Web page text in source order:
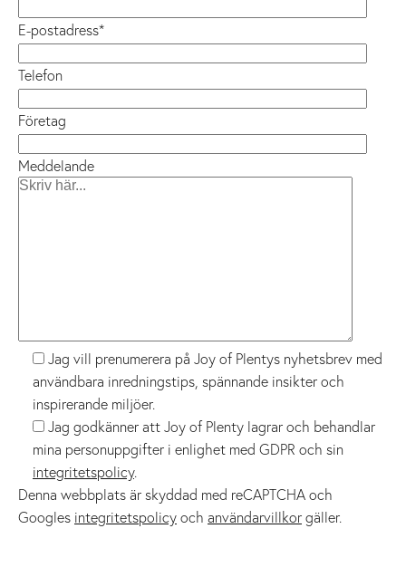
E-postadress*
Telefon
Företag
Meddelande
Jag vill prenumerera på Joy of Plentys nyhetsbrev med
användbara inredningstips, spännande insikter och
inspirerande miljöer.
Jag godkänner att Joy of Plenty lagrar och behandlar
mina personuppgifter i enlighet med GDPR och sin
integritetspolicy.
Denna webbplats är skyddad med reCAPTCHA och
Googles integritetspolicyoch användarvillkorgäller.